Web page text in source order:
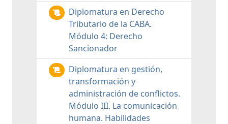
Diplomatura en Derecho
Tributario de la CABA.
Módulo 4: Derecho
Sancionador
Diplomatura en gestión,
transformación y
administración de conflictos.
Módulo III. La comunicación
humana. Habilidades